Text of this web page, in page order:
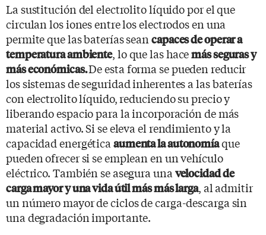
La sustitución del electrolito líquido por el que
circulan los iones entre los electrodos en una
permite que las baterías sean capaces de operar a
temperatura ambiente, lo que las hacemás seguras y
más económicas.De esta forma se pueden reducir
los sistemas de seguridad inherentes a las baterías
con electrolito líquido, reduciendo su precio y
liberando espacio para la incorporación de más
material activo. Si se eleva el rendimiento y la
capacidad energética aumenta la autonomíaque
pueden ofrecer si se emplean en un vehículo
eléctrico. También se asegura una velocidad de
carga mayor y una vida útil más más larga, al admitir
un número mayor de ciclos de carga-descarga sin
una degradación importante.